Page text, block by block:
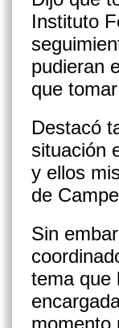
Instituto
pudieran
que
Destacó
situación
y ellos
de
Sin
tema que
momento